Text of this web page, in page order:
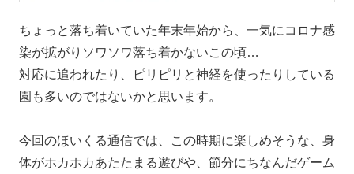
ちょっと落ち着いていた年末年始から、一気にコロナ感
染が拡がりソワソワ落ち着かないこの頃…
対応に追われたり、ピリピリと神経を使ったりしている
園も多いのではないかと思います。
今回のほいくる通信では、この時期に楽しめそうな、身
体がホカホカあたたまる遊びや、節分にちなんだゲーム